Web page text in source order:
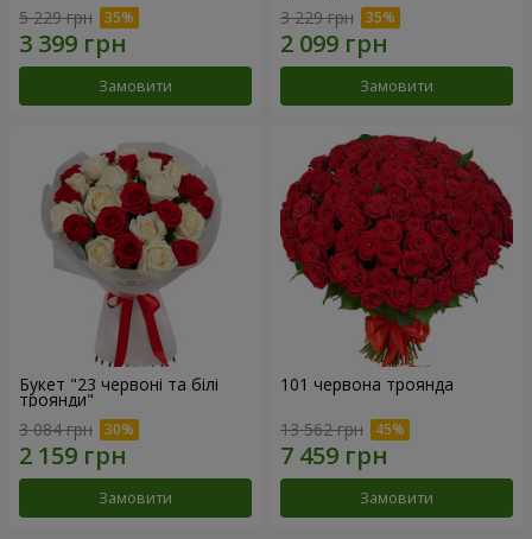
5 229 грн
Замовити
3 229 грн
Замовити
Букет "23 червоні та білі
троянди"
3 084 грн
Замовити
101 червона троянда
13 562 грн
Замовити